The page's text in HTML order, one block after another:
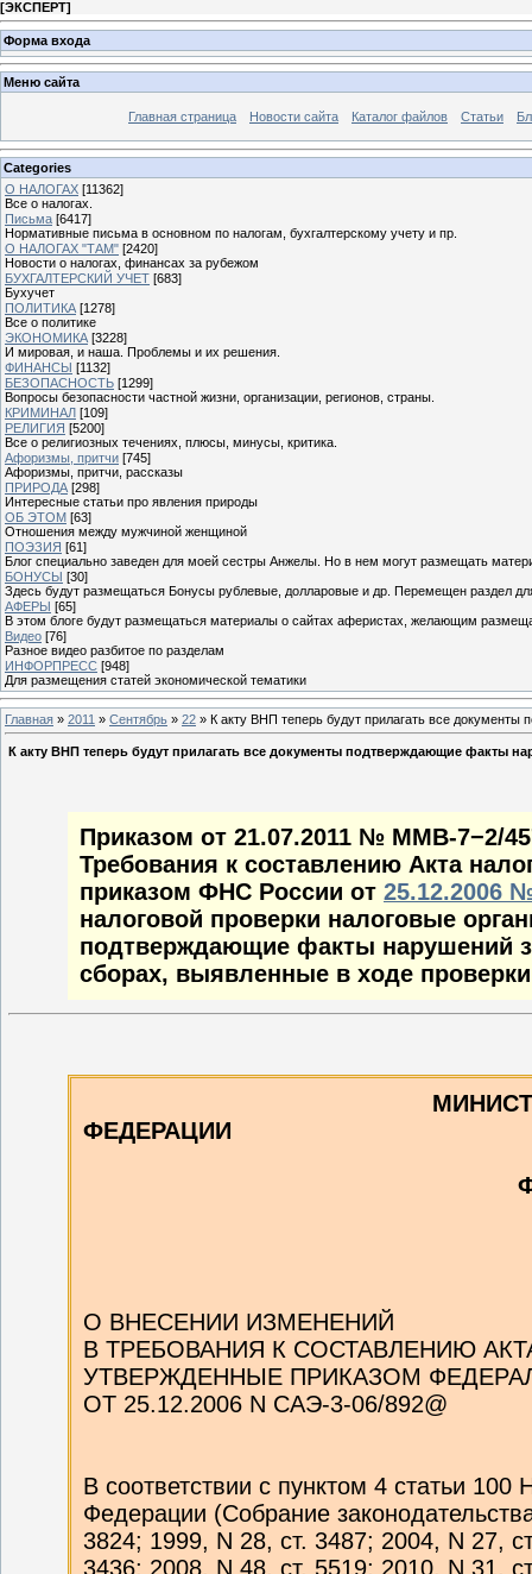
[ЭКСПЕРТ]
Форма входа
Меню сайта
Главная страница Новости сайта Каталог файлов Статьи
Categories
О НАЛОГАХ [11362]
Все о налогах.
Письма [6417]
Нормативные письма в основном по налогам, бухгалтерскому учету и пр.
О НАЛОГАХ "ТАМ" [2420]
Новости о налогах, финансах за рубежом
БУХГАЛТЕРСКИЙ УЧЕТ [683]
Бухучет
ПОЛИТИКА [1278]
Все о политике
ЭКОНОМИКА [3228]
И мировая, и наша. Проблемы и их решения.
ФИНАНСЫ [1132]
БЕЗОПАСНОСТЬ [1299]
Вопросы безопасности частной жизни, организации, регионов, страны.
КРИМИНАЛ [109]
РЕЛИГИЯ [5200]
Все о религиозных течениях, плюсы, минусы, критика.
Афоризмы, притчи [745]
Афоризмы, притчи, рассказы
ПРИРОДА [298]
Интересные статьи про явления природы
ОБ ЭТОМ [63]
Отношения между мужчиной женщиной
ПОЭЗИЯ [61]
Блог специально заведен для моей сестры Анжелы. Но в нем могут размещать
БОНУСЫ [30]
Здесь будут размещаться Бонусы рублевые, долларовые и др. Перемещен раздел
АФЕРЫ [65]
В этом блоге будут размещаться материалы о сайтах аферистах, желающим
Видео [76]
Разное видео разбитое по разделам
ИНФОРПРЕСС [948]
Для размещения статей экономической тематики
Главная » 2011 » Сентябрь » 22 » К акту ВНП теперь будут прилагать все
К акту ВНП теперь будут прилагать все документы подтверждающие факты
Приказом от 21.07.2011 № ММВ-7−2/
Требования к составлению Акта
приказом ФНС России от 25.12.2006
налоговой проверки налоговые
подтверждающие факты нарушений
сборах, выявленные в ходе
ФЕДЕРАЦИИ
ФЕДЕРАЛЬНАЯ
О ВНЕСЕНИИ ИЗМЕНЕНИЙ
В ТРЕБОВАНИЯ К СОСТАВЛЕНИЮ
УТВЕРЖДЕННЫЕ ПРИКАЗОМ
ОТ 25.12.2006 N САЭ-3-06/892@
В соответствии с пунктом 4 статьи 100
Федерации (Собрание
3824; 1999, N 28, ст. 3487; 2004, N 27,
3436; 2008, N 48, ст. 5519; 2010, N 31,